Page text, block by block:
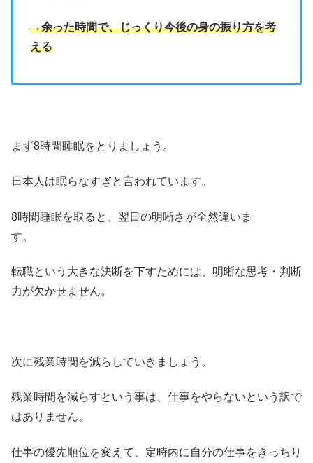
→余った時間で、じっくり今後の身の振り方を考
える
まず8時間睡眠をとりましょう。
日本人は眠らなすぎと言われています。
8時間睡眠を取ると、翌日の明晰さが全然違いま
す。
転職という大きな決断を下すためには、明晰な思考・判断
力が欠かせません。
次に残業時間を減らしていきましょう。
残業時間を減らすという事は、仕事をやらないという訳で
はありません。
仕事の優先順位を変えて、定時内に自分の仕事をきっちり